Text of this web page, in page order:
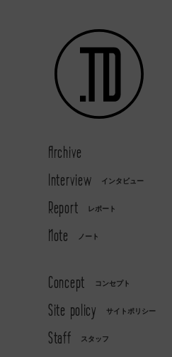
Archive
Interview
インタビュー
Report レポート
Note ノート
Concept コンセプト
Site policy サイトポリシー
Staff スタッフ